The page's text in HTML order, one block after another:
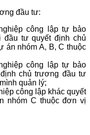
đầu tư:
công lập tự bảo
đầu tư quyết định chủ
án nhóm A, B, C thuộc
công lập tự bảo
chủ trương đầu tư
quản lý;
công lập khác quyết
nhóm C thuộc đơn vị